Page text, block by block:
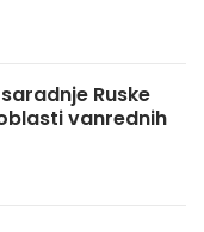
Ruske
vanrednih